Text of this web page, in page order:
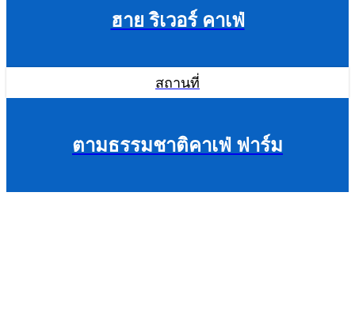
ฮาย ริเวอร์ คาเฟ่
สถานที่
ตามธรรมชาติคาเฟ่ ฟาร์ม